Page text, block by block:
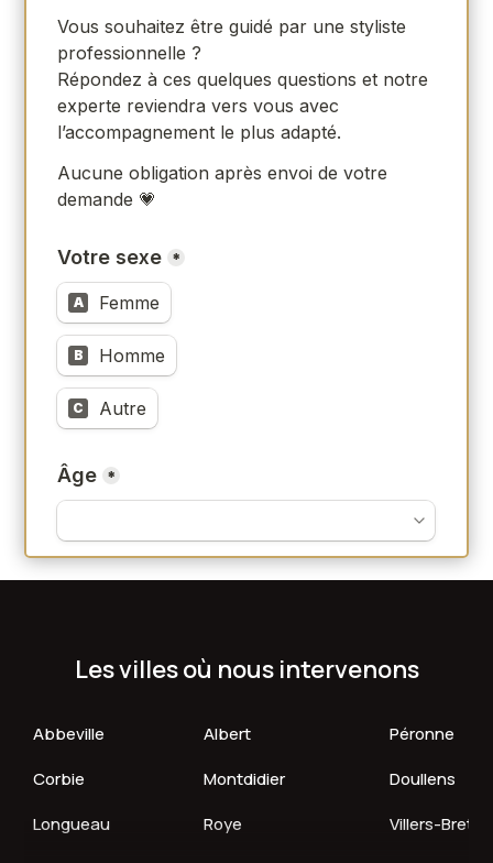
Les villes où nous intervenons
Abbeville Albert
Péronne
Corbie
Montdidier
Doullens
Longueau
Roye
Villers-